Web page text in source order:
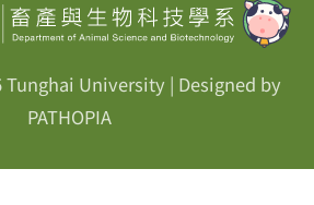
Tunghai University | Designed by
PATHOPIA